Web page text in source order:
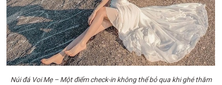
Núi đá Voi Mẹ – Một điểm check-in không thể bỏ qua khi ghé thăm